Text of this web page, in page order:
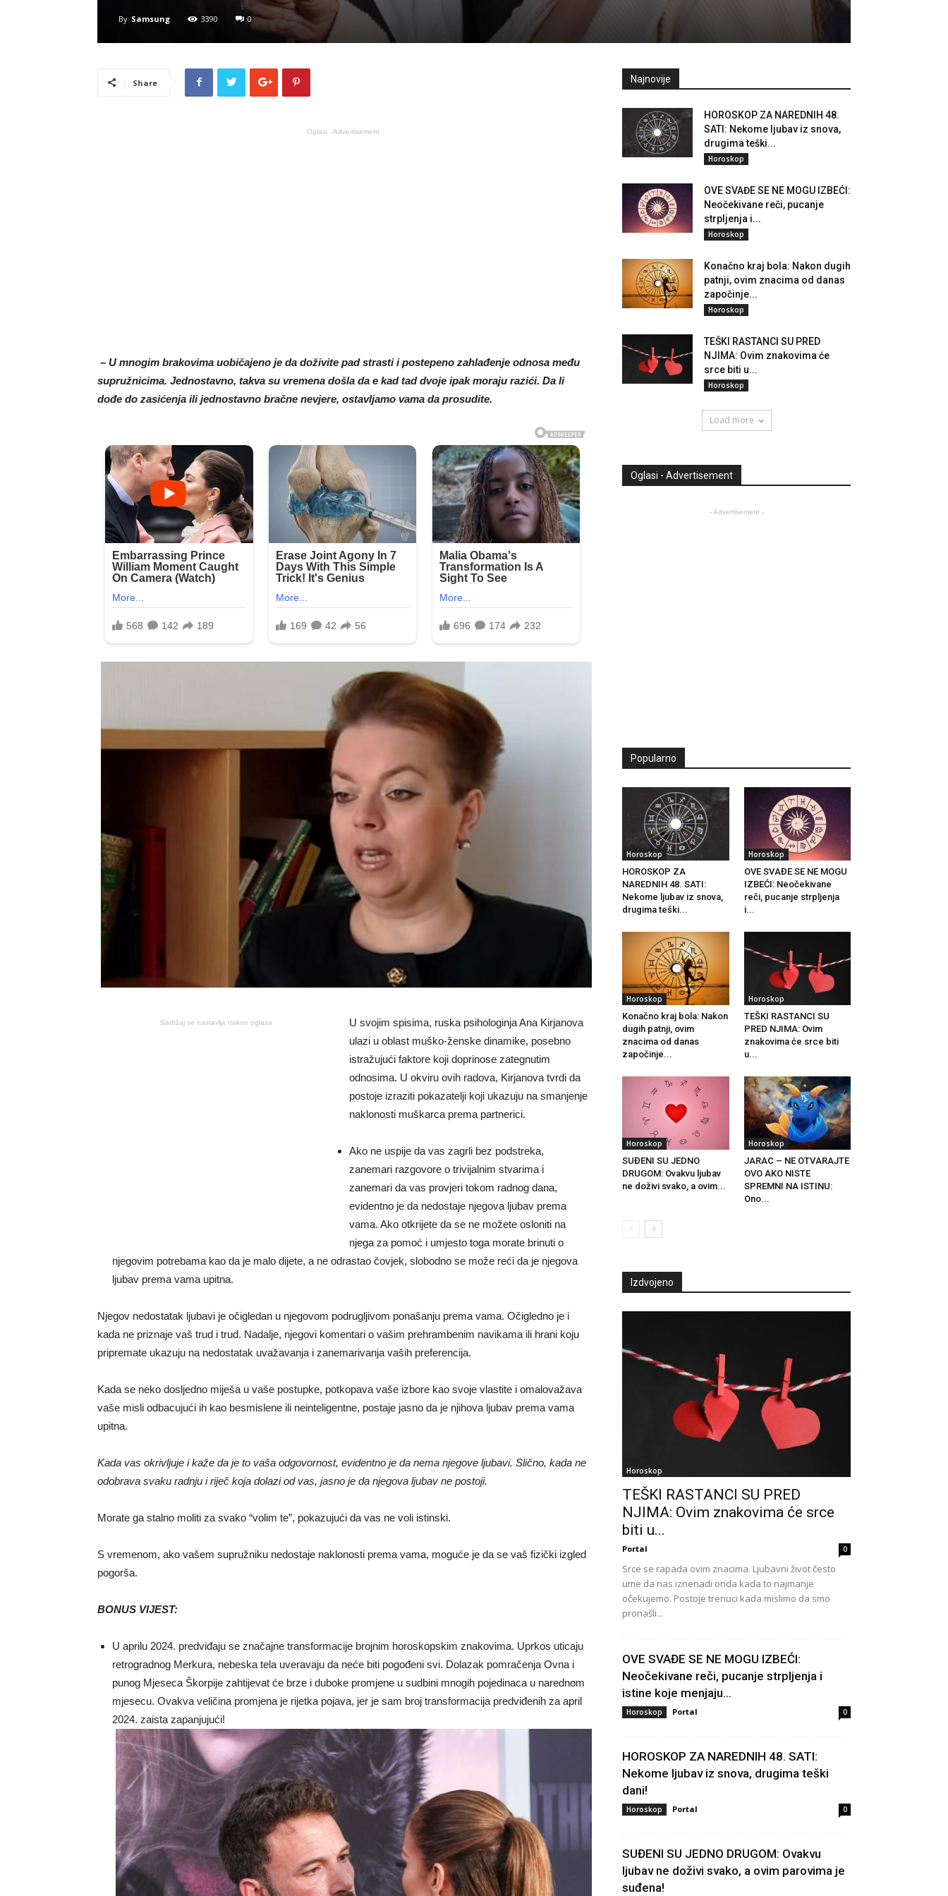
By Samsung 3390 0
Share
Oglasi - Advertisement
– U mnogim brakovima uobičajeno je da doživite pad strasti i postepeno zahlađenje odnosa među
supružnicima. Jednostavno, takva su vremena došla da e kad tad dvoje ipak moraju razići. Da li
dođe do zasićenja ili jednostavno bračne nevjere, ostavljamo vama da prosudite.
Sadržaj se nastavlja nakon oglasa
U svojim spisima, ruska psihologinja Ana Kirjanova
ulazi u oblast muško-ženske dinamike, posebno
istražujući faktore koji doprinose zategnutim
odnosima. U okviru ovih radova, Kirjanova tvrdi da
postoje izraziti pokazatelji koji ukazuju na smanjenje
naklonosti muškarca prema partnerici.
Ako ne uspije da vas zagrli bez podstreka,
zanemari razgovore o trivijalnim stvarima i
zanemari da vas provjeri tokom radnog dana,
evidentno je da nedostaje njegova ljubav prema
vama. Ako otkrijete da se ne možete osloniti na
njega za pomoć i umjesto toga morate brinuti o
njegovim potrebama kao da je malo dijete, a ne odrastao čovjek, slobodno se može reći da je njegova
ljubav prema vama upitna.
Njegov nedostatak ljubavi je očigledan u njegovom podrugljivom ponašanju prema vama. Očigledno je i
kada ne priznaje vaš trud i trud. Nadalje, njegovi komentari o vašim prehrambenim navikama ili hrani koju
pripremate ukazuju na nedostatak uvažavanja i zanemarivanja vaših preferencija.
Kada se neko dosljedno miješa u vaše postupke, potkopava vaše izbore kao svoje vlastite i omalovažava
vaše misli odbacujući ih kao besmislene ili neinteligentne, postaje jasno da je njihova ljubav prema vama
upitna.
Kada vas okrivljuje i kaže da je to vaša odgovornost, evidentno je da nema njegove ljubavi. Slično, kada ne
odobrava svaku radnju i riječ koja dolazi od vas, jasno je da njegova ljubav ne postoji.
Morate ga stalno moliti za svako “volim te”, pokazujući da vas ne voli istinski.
S vremenom, ako vašem supružniku nedostaje naklonosti prema vama, moguće je da se vaš fizički izgled
pogorša.
BONUS VIJEST:
U aprilu 2024. predviđaju se značajne transformacije brojnim horoskopskim znakovima. Uprkos uticaju
retrogradnog Merkura, nebeska tela uveravaju da neće biti pogođeni svi. Dolazak pomračenja Ovna i
punog Mjeseca Škorpije zahtijevat će brze i duboke promjene u sudbini mnogih pojedinaca u narednom
mjesecu. Ovakva veličina promjena je rijetka pojava, jer je sam broj transformacija predviđenih za april
2024. zaista zapanjujući!
Najnovije
HOROSKOP ZA NAREDNIH 48.
SATI: Nekome ljubav iz snova,
drugima teški...
Horoskop
OVE SVAĐE SE NE MOGU IZBEĆI:
Neočekivane reči, pucanje
strpljenja i...
Horoskop
Konačno kraj bola: Nakon dugih
patnji, ovim znacima od danas
započinje...
Horoskop
TEŠKI RASTANCI SU PRED
NJIMA: Ovim znakovima će
srce biti u...
Horoskop
Load more
Oglasi - Advertisement
- Advertisement -
Popularno
Horoskop
HOROSKOP ZA
NAREDNIH 48. SATI:
Nekome ljubav iz snova,
drugima teški...
Horoskop
OVE SVAĐE SE NE MOGU
IZBEĆI: Neočekivane
reči, pucanje strpljenja
i...
Horoskop
Konačno kraj bola: Nakon
dugih patnji, ovim
znacima od danas
započinje...
Horoskop
TEŠKI RASTANCI SU
PRED NJIMA: Ovim
znakovima će srce biti
u...
Horoskop
SUĐENI SU JEDNO
DRUGOM: Ovakvu ljubav
ne doživi svako, a ovim...
Horoskop
JARAC – NE OTVARAJTE
OVO AKO NISTE
SPREMNI NA ISTINU:
Ono...
Izdvojeno
Horoskop
TEŠKI RASTANCI SU PRED
NJIMA: Ovim znakovima će srce
biti u...
Portal 0
Srce se rapada ovim znacima. Ljubavni život često
ume da nas iznenadi onda kada to najmanje
očekujemo. Postoje trenuci kada mislimo da smo
pronašli...
OVE SVAĐE SE NE MOGU IZBEĆI:
Neočekivane reči, pucanje strpljenja i
istine koje menjaju...
Horoskop Portal 0
HOROSKOP ZA NAREDNIH 48. SATI:
Nekome ljubav iz snova, drugima teški
dani!
Horoskop Portal 0
SUĐENI SU JEDNO DRUGOM: Ovakvu
ljubav ne doživi svako, a ovim parovima je
suđena!